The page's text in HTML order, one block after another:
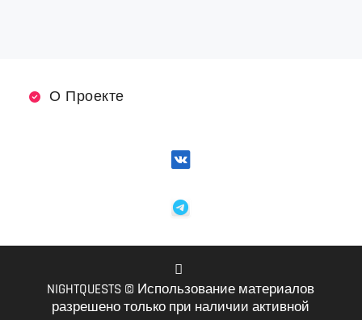
О Проекте
VK
NIGHTQUESTS © Использование материалов
разрешено только при наличии активной